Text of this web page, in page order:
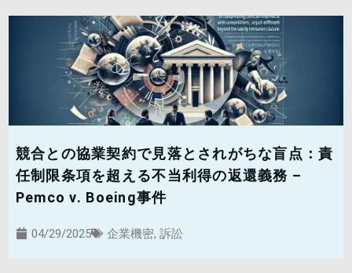
競合との協業契約で見落とされがちな盲点：責
任制限条項を超える不当利得の返還義務 –
Pemco v. Boeing事件
04/29/2025 企業機密, 訴訟